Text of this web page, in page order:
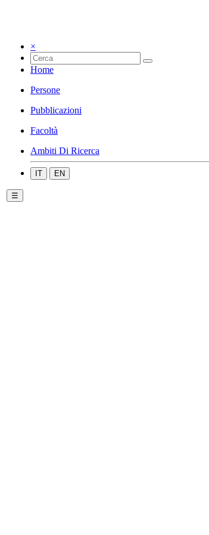
×
Home
Persone
Pubblicazioni
Facoltà
Ambiti Di Ricerca
IT EN
☰